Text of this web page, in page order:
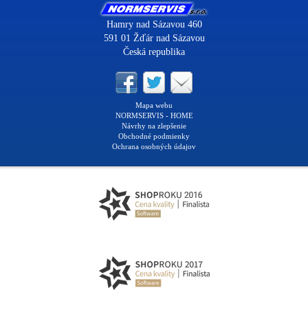
Hamry nad Sázavou 460
591 01 Žďár nad Sázavou
Česká republika
Mapa webu
NORMSERVIS - HOME
Návrhy na zlepšenie
Obchodné podmienky
Ochrana osobných údajov